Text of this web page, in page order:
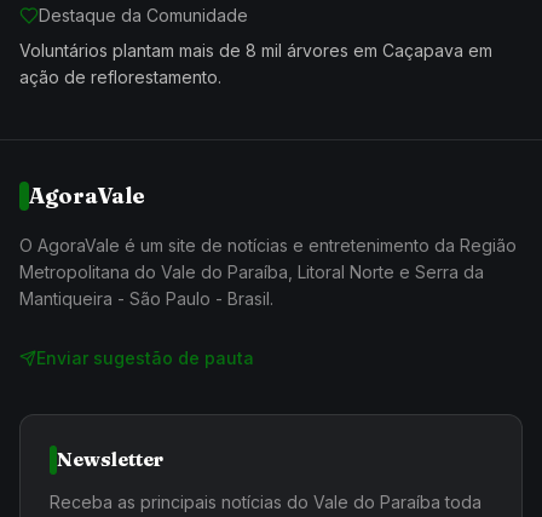
Destaque da Comunidade
Voluntários plantam mais de 8 mil árvores em Caçapava em
ação de reflorestamento.
AgoraVale
O AgoraVale é um site de notícias e entretenimento da Região
Metropolitana do Vale do Paraíba, Litoral Norte e Serra da
Mantiqueira - São Paulo - Brasil.
Enviar sugestão de pauta
Newsletter
Receba as principais notícias do Vale do Paraíba toda